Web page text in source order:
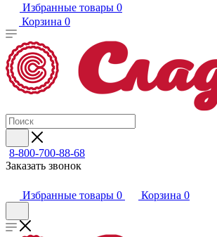
Избранные товары 0
Корзина 0
8-800-700-88-68
Заказать звонок
Избранные товары 0 Корзина 0